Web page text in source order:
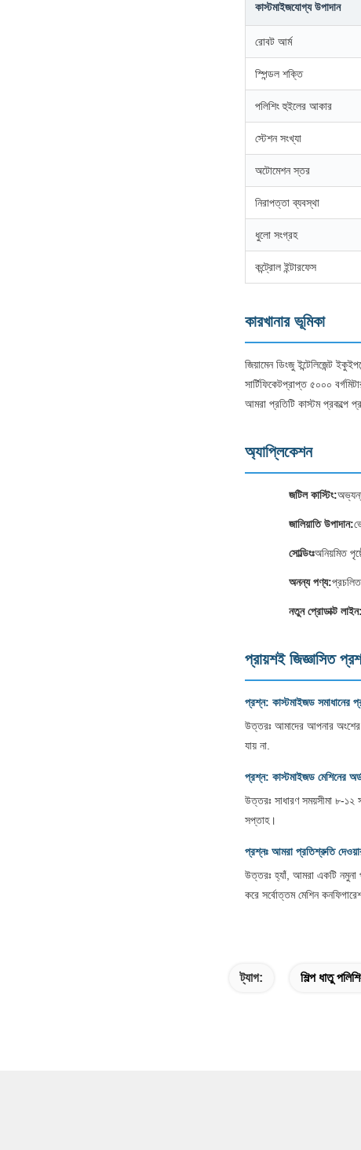
কাস্টমাইজযোগ্য উপাদান
রোবট আর্ম
স্পিন্ডল শক্তি
পলিশিং হুইলের আকার
স্টেশন সংখ্যা
অটোমেশন স্তর
নিরাপত্তা ব্যবস্থা
ধুলো সংগ্রহ
কন্ট্রোল ইন্টারফেস
কারখানার ভূমিকা
জিয়ামেন ডিংজু ইন্টেলিজেন্ট
সার্টিফিকেটপ্রাপ্ত ৫০০০
আমরা প্রতিটি কাস্টম প্রকল্পে
অ্যাপ্লিকেশন
জটিল কাস্টিং:
জালিয়াতি উপাদান:
সোল্ডিংঃঅনিয়মিত
অনন্য পণ্য:
নতুন প্রোডাক্ট লাইন:
প্রায়শই জিজ্ঞাসিত
প্রশ্ন: কাস্টমাইজড
উত্তরঃ আমাদের আপনার অংশের
যায় না.
প্রশ্ন: কাস্টমাইজড মেশিনের
উত্তরঃ সাধারণ সময়সীমা ৮-১২
সপ্তাহ।
প্রশ্নঃ আমরা প্রতিশ্রুতি
উত্তরঃ হ্যাঁ, আমরা একটি নমুনা
করে সর্বোত্তম মেশিন
ট্যাগ: শিল্প ধাতু